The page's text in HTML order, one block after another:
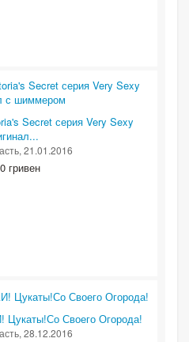
Secret серия Very Sexy
, 21.01.2016
гривен
Своего Огорода!
, 28.12.2016